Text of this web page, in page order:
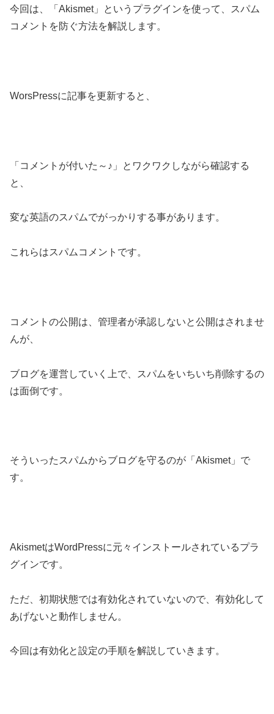
今回は、「Akismet」というプラグインを使って、スパム
コメントを防ぐ方法を解説します。
WorsPressに記事を更新すると、
「コメントが付いた～♪」とワクワクしながら確認する
と、
変な英語のスパムでがっかりする事があります。
これらはスパムコメントです。
コメントの公開は、管理者が承認しないと公開はされませ
んが、
ブログを運営していく上で、スパムをいちいち削除するの
は面倒です。
そういったスパムからブログを守るのが「Akismet」で
す。
AkismetはWordPressに元々インストールされているプラ
グインです。
ただ、初期状態では有効化されていないので、有効化して
あげないと動作しません。
今回は有効化と設定の手順を解説していきます。